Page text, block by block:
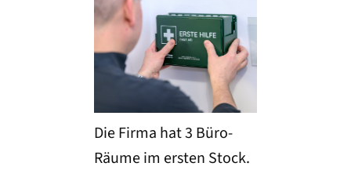
Die Firma hat 3 Büro-
Räume im ersten Stock.